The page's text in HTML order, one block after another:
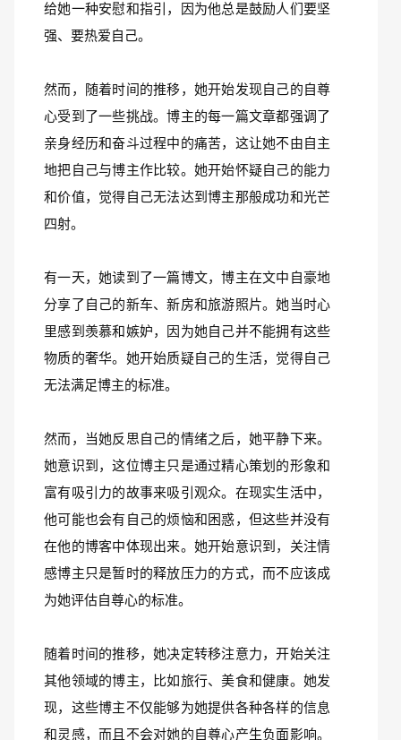
给她一种安慰和指引，因为他总是鼓励人们要坚
强、要热爱自己。
然而，随着时间的推移，她开始发现自己的自尊
心受到了一些挑战。博主的每一篇文章都强调了
亲身经历和奋斗过程中的痛苦，这让她不由自主
地把自己与博主作比较。她开始怀疑自己的能力
和价值，觉得自己无法达到博主那般成功和光芒
四射。
有一天，她读到了一篇博文，博主在文中自豪地
分享了自己的新车、新房和旅游照片。她当时心
里感到羡慕和嫉妒，因为她自己并不能拥有这些
物质的奢华。她开始质疑自己的生活，觉得自己
无法满足博主的标准。
然而，当她反思自己的情绪之后，她平静下来。
她意识到，这位博主只是通过精心策划的形象和
富有吸引力的故事来吸引观众。在现实生活中，
他可能也会有自己的烦恼和困惑，但这些并没有
在他的博客中体现出来。她开始意识到，关注情
感博主只是暂时的释放压力的方式，而不应该成
为她评估自尊心的标准。
随着时间的推移，她决定转移注意力，开始关注
其他领域的博主，比如旅行、美食和健康。她发
现，这些博主不仅能够为她提供各种各样的信息
和灵感，而且不会对她的自尊心产生负面影响。